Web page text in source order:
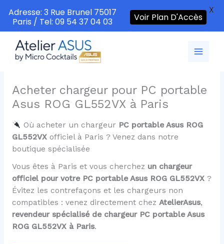
contenu
Acheter chargeur pour PC portable
Asus ROG GL552VX à Paris
Où acheter un chargeur PC portable Asus ROG
GL552VXofficiel à Paris ? Venez dans notre
boutique spécialisée
Vous êtes à Paris et vous cherchez un chargeur
officiel pour votre PC portable Asus ROG GL552VX?
Évitez les contrefaçons et les chargeurs non
compatibles : venez directement chez AtelierAsus,
revendeur spécialisé de chargeur PC portable Asus
ROG GL552VX à Paris.
Adresse: 3 Rue Brunel 75017
Paris / Tel: 09 54 37 04 03
Voir Plan D'Accès
X